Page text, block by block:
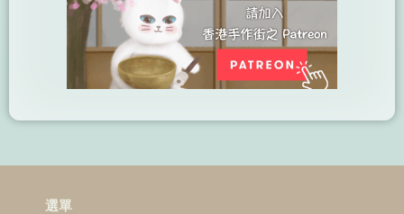
選單